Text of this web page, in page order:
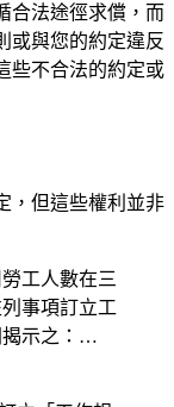
合法途徑求償，而
或與您的約定違反
些不合法的約定或
，但這些權利並非
工人數在三
事項訂立工
揭示之：…